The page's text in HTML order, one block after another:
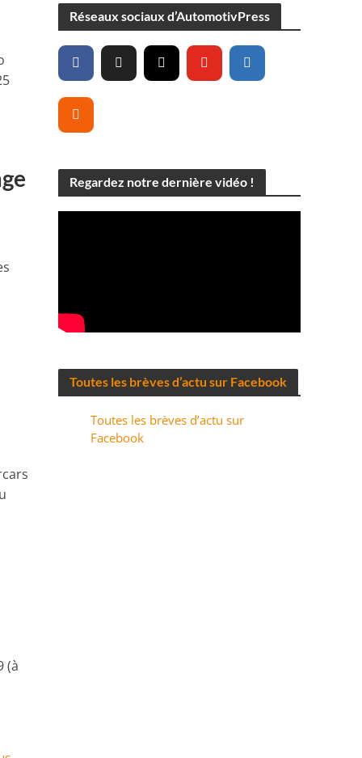
(à
Réseaux sociaux d’AutomotivPress
Regardez notre dernière vidéo !
Toutes les brèves d’actu sur Facebook
Toutes les brèves d’actu sur
Facebook